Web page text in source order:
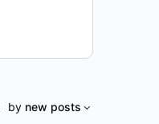
by new posts